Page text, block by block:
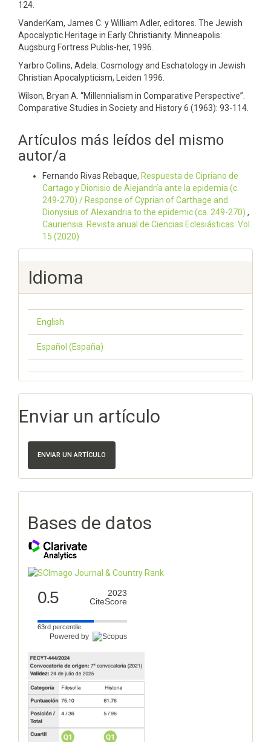
124.
VanderKam, James C. y William Adler, editores. The Jewish
Apocalyptic Heritage in Early Christianity. Minneapolis:
Augsburg Fortress Publis-her, 1996.
Yarbro Collins, Adela. Cosmology and Eschatology in Jewish
Christian Apocalypticism, Leiden 1996.
Wilson, Bryan A. “Millennialism in Comparative Perspective”.
Comparative Studies in Society and History 6 (1963): 93-114.
Artículos más leídos del mismo
autor/a
Fernando Rivas Rebaque, Respuesta de Cipriano de
Cartago y Dionisio de Alejandría ante la epidemia (c.
249-270) / Response of Cyprian of Carthage and
Dionysius of Alexandria to the epidemic (ca. 249-270) ,
Cauriensia. Revista anual de Ciencias Eclesiásticas: Vol.
15 (2020)
Idioma
English
Español (España)
Enviar un artículo
ENVIAR UN ARTÍCULO
Bases de datos
0.5
2023
CiteScore
63rd percentile
Powered by